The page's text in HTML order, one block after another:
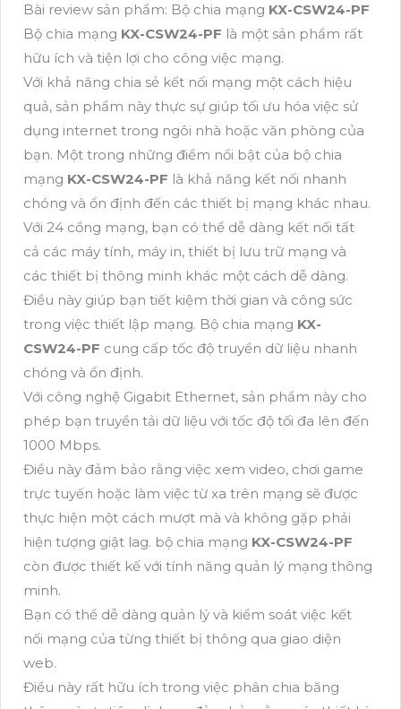
Bài review sản phẩm: Bộ chia mạng KX-CSW24-PF
Bộ chia mạng KX-CSW24-PF là một sản phẩm rất
hữu ích và tiện lợi cho công việc mạng.
Với khả năng chia sẻ kết nối mạng một cách hiệu
quả, sản phẩm này thực sự giúp tối ưu hóa việc sử
dụng internet trong ngôi nhà hoặc văn phòng của
bạn. Một trong những điểm nổi bật của bộ chia
mạng KX-CSW24-PF là khả năng kết nối nhanh
chóng và ổn định đến các thiết bị mạng khác nhau.
Với 24 cổng mạng, bạn có thể dễ dàng kết nối tất
cả các máy tính, máy in, thiết bị lưu trữ mạng và
các thiết bị thông minh khác một cách dễ dàng.
Điều này giúp bạn tiết kiệm thời gian và công sức
trong việc thiết lập mạng. Bộ chia mạng KX-
CSW24-PF cung cấp tốc độ truyền dữ liệu nhanh
chóng và ổn định.
Với công nghệ Gigabit Ethernet, sản phẩm này cho
phép bạn truyền tải dữ liệu với tốc độ tối đa lên đến
1000 Mbps.
Điều này đảm bảo rằng việc xem video, chơi game
trực tuyến hoặc làm việc từ xa trên mạng sẽ được
thực hiện một cách mượt mà và không gặp phải
hiện tượng giật lag. bộ chia mạng KX-CSW24-PF
còn được thiết kế với tính năng quản lý mạng thông
minh.
Bạn có thể dễ dàng quản lý và kiểm soát việc kết
nối mạng của từng thiết bị thông qua giao diện
web.
Điều này rất hữu ích trong việc phân chia băng